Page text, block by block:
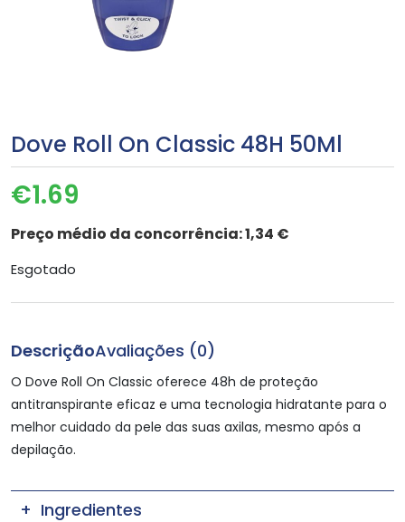
Dove Roll On Classic 48H 50Ml
€1.69
Preço médio da concorrência:1,34 €
Esgotado
DescriçãoAvaliações (0)
O Dove Roll On Classic oferece 48h de proteção
antitranspirante eficaz e uma tecnologia hidratante para o
melhor cuidado da pele das suas axilas, mesmo após a
depilação.
Ingredientes